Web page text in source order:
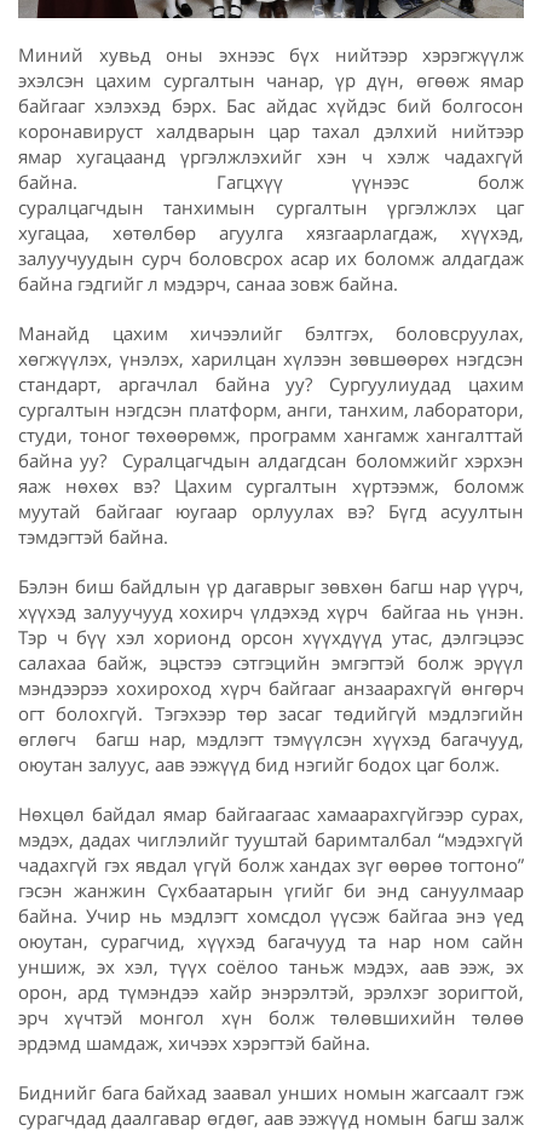
Миний хувьд оны эхнээс бүх нийтээр хэрэгжүүлж
эхэлсэн цахим сургалтын чанар, үр дүн, өгөөж ямар
байгааг хэлэхэд бэрх. Бас айдас хүйдэс бий болгосон
коронавируст халдварын цар тахал дэлхий нийтээр
ямар хугацаанд үргэлжлэхийг хэн ч хэлж чадахгүй
байна. Гагцхүү үүнээс болж
суралцагчдын танхимын сургалтын үргэлжлэх цаг
хугацаа, хөтөлбөр агуулга хязгаарлагдаж, хүүхэд,
залуучуудын сурч боловсрох асар их боломж алдагдаж
байна гэдгийг л мэдэрч, санаа зовж байна.
Манайд цахим хичээлийг бэлтгэх, боловсруулах,
хөгжүүлэх, үнэлэх, харилцан хүлээн зөвшөөрөх нэгдсэн
стандарт, аргачлал байна уу? Сургуулиудад цахим
сургалтын нэгдсэн платформ, анги, танхим, лаборатори,
студи, тоног төхөөрөмж, программ хангамж хангалттай
байна уу? Суралцагчдын алдагдсан боломжийг хэрхэн
яаж нөхөх вэ? Цахим сургалтын хүртээмж, боломж
муутай байгааг юугаар орлуулах вэ? Бүгд асуултын
тэмдэгтэй байна.
Бэлэн биш байдлын үр дагаврыг зөвхөн багш нар үүрч,
хүүхэд залуучууд хохирч үлдэхэд хүрч байгаа нь үнэн.
Тэр ч бүү хэл хорионд орсон хүүхдүүд утас, дэлгэцээс
салахаа байж, эцэстээ сэтгэцийн эмгэгтэй болж эрүүл
мэндээрээ хохироход хүрч байгааг анзаарахгүй өнгөрч
огт болохгүй. Тэгэхээр төр засаг төдийгүй мэдлэгийн
өглөгч багш нар, мэдлэгт тэмүүлсэн хүүхэд багачууд,
оюутан залуус, аав ээжүүд бид нэгийг бодох цаг болж.
Нөхцөл байдал ямар байгаагаас хамаарахгүйгээр сурах,
мэдэх, дадах чиглэлийг тууштай баримталбал “мэдэхгүй
чадахгүй гэх явдал үгүй болж хандах зүг өөрөө тогтоно”
гэсэн жанжин Сүхбаатарын үгийг би энд сануулмаар
байна. Учир нь мэдлэгт хомсдол үүсэж байгаа энэ үед
оюутан, сурагчид, хүүхэд багачууд та нар ном сайн
уншиж, эх хэл, түүх соёлоо таньж мэдэх, аав ээж, эх
орон, ард түмэндээ хайр энэрэлтэй, эрэлхэг зоригтой,
эрч хүчтэй монгол хүн болж төлөвшихийн төлөө
эрдэмд шамдаж, хичээх хэрэгтэй байна.
Биднийг бага байхад заавал унших номын жагсаалт гэж
сурагчдад даалгавар өгдөг, аав ээжүүд номын багш залж